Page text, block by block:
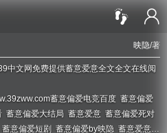
映隐/著
中文网免费提供蓄意爱意全文全文在线阅
蓄意偏爱电竞百度 蓄意偏爱
蓄意偏爱大结局 蓄意爱意 蓄意偏爱死对
蓄意偏爱短剧 蓄意偏爱by映隐 蓄意爱意全